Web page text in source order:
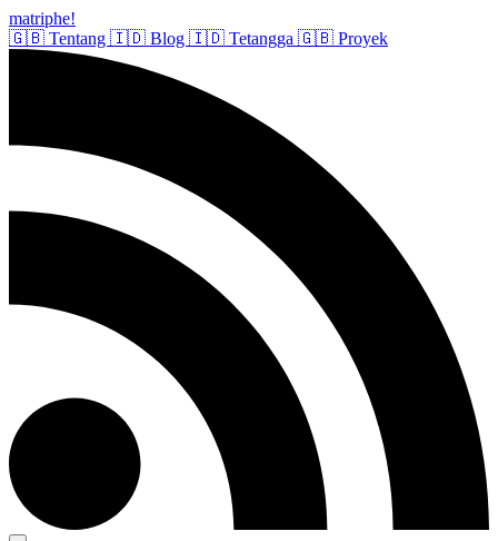
matriphe!
🇬🇧 Tentang 🇮🇩 Blog 🇮🇩 Tetangga 🇬🇧 Proyek